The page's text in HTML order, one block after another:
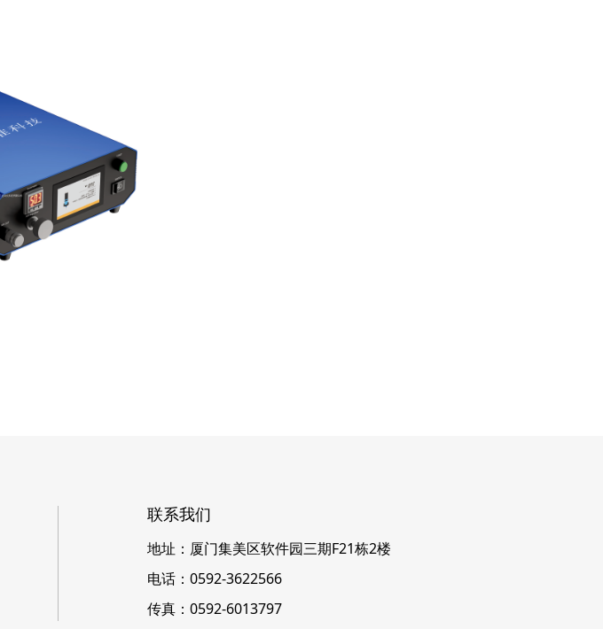
联系我们
地址：厦门集美区软件园三期F21栋2楼
电话：0592-3622566
传真：0592-6013797